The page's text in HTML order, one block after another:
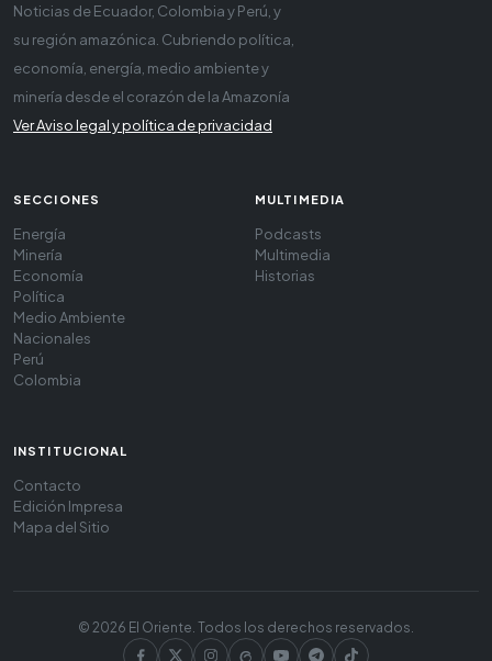
Noticias de Ecuador, Colombia y Perú, y
su región amazónica. Cubriendo política,
economía, energía, medio ambiente y
minería desde el corazón de la Amazonía
Ver Aviso legal y política de privacidad
SECCIONES
Energía
Minería
Economía
Política
Medio Ambiente
Nacionales
Perú
Colombia
MULTIMEDIA
Podcasts
Multimedia
Historias
INSTITUCIONAL
Contacto
Edición Impresa
Mapa del Sitio
© 2026 El Oriente. Todos los derechos reservados.